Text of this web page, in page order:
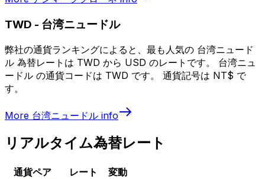
TWD - 台湾ニュードル
弊社の通貨ランキングによると、最も人気の 台湾ニュード
ル 為替レートは TWD から USD のレートです。 台湾ニュ
ードル の通貨コードは TWD です。 通貨記号は NT$ で
す。
More 台湾ニュードル info
リアルタイム為替レート
通貨ペア レート
変動